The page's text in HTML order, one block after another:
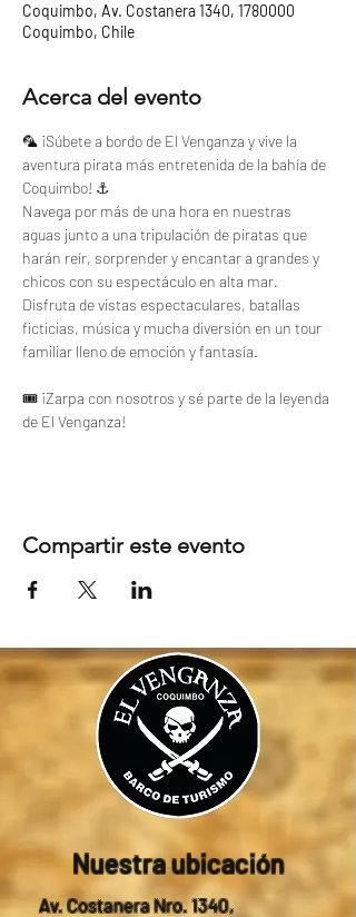
Coquimbo, Av. Costanera 1340, 1780000
Coquimbo, Chile
Acerca del evento
🦜 ¡Súbete a bordo de El Venganza y vive la
aventura pirata más entretenida de la bahía de
Coquimbo! ⚓
Navega por más de una hora en nuestras
aguas junto a una tripulación de piratas que
harán reír, sorprender y encantar a grandes y
chicos con su espectáculo en alta mar.
Disfruta de vistas espectaculares, batallas
ficticias, música y mucha diversión en un tour
familiar lleno de emoción y fantasía.
🎟️ ¡Zarpa con nosotros y sé parte de la leyenda
de El Venganza!
Compartir este evento
Nuestra ubicación
Av. Costanera Nro. 1340,